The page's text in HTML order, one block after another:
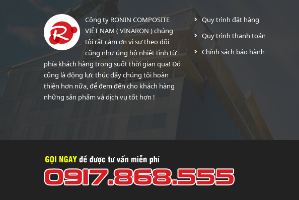
Công ty RONIN COMPOSITE
VIỆT NAM ( VINARON ) chúng
tôi rất cảm ơn vì sự theo dõi
cũng như ủng hộ nhiệt tình từ
phía khách hàng trong suốt thời gian qua! Đó
cũng là động lực thúc đẩy chúng tôi hoàn
thiện hơn nữa, để đem đến cho khách hàng
những sản phẩm và dịch vụ tốt hơn !
Quy trình đặt hàng
Quy trình thanh toán
Chính sách bảo hành